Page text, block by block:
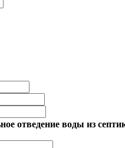
отведение воды из